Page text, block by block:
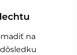
na